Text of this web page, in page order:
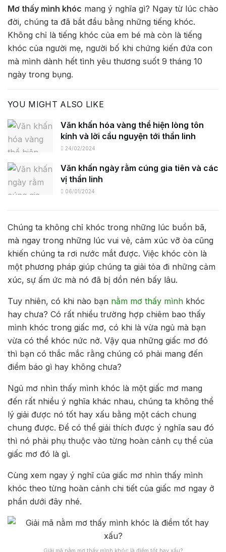
Mơ thấy mình khóc mang ý nghĩa gì? Ngay từ lúc chào
đời, chúng ta đã bắt đầu bằng những tiếng khóc.
Không chỉ là tiếng khóc của em bé mà còn là tiếng
khóc của người mẹ, người bố khi chứng kiến đứa con
mà mình dành hết tình yêu thương suốt 9 tháng 10
ngày trong bụng.
YOU MIGHT ALSO LIKE
Văn khấn hóa vàng thể hiện lòng tôn
kính và lời cầu nguyện tới thần linh
24/02/2024
Văn khấn ngày rằm cúng gia tiên và các
vị thần linh
06/01/2024
Chúng ta không chỉ khóc trong những lúc buồn bã,
mà ngay trong những lúc vui vẻ, cảm xúc vỡ òa cũng
khiến chúng ta rơi nước mắt được. Việc khóc còn là
một phương pháp giúp chúng ta giải tỏa đi những cảm
xúc, sự ấm ức mà nó đã bị dồn nén bấy lâu.
Tuy nhiên, có khi nào bạn nằm mơ thấy mình khóc
hay chưa? Có rất nhiều trường hợp chiêm bao thấy
mình khóc trong giấc mơ, có khi là vừa ngủ mà bạn
vừa có thể khóc nức nở. Vậy qua những giấc mơ đó
thì bạn có thắc mắc rằng chúng có phải mang đến
điềm báo gì hay không chưa?
Ngủ mơ nhìn thấy mình khóc là một giấc mơ mang
đến rất nhiều ý nghĩa khác nhau, chúng ta không thể
lý giải được nó tốt hay xấu bằng một cách chung
chung được. Để có thể giải thích được ý nghĩa sau đó
thì nó phải phụ thuộc vào từng hoàn cảnh cụ thể của
giấc mơ đó là gì.
Cùng xem ngay ý nghĩ của giấc mơ nhìn thấy mình
khóc theo từng hoàn cảnh chi tiết của giấc mơ ngay ở
phần dưới đây nhé.
Giải mã nằm mơ thấy mình khóc là điềm tốt hay xấu?